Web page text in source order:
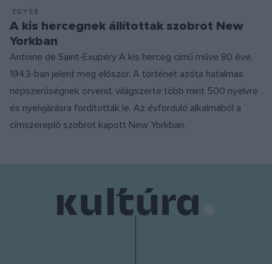
EGYÉB
A kis hercegnek állítottak szobrot New
Yorkban
Antoine de Saint-Exupéry A kis herceg című műve 80 éve,
1943-ban jelent meg először. A történet azóta hatalmas
népszerűségnek örvend, világszerte több mint 500 nyelvre
és nyelvjárásra fordították le. Az évforduló alkalmából a
címszereplő szobrot kapott New Yorkban.